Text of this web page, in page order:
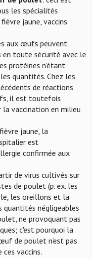
les spécialités
jaune, vaccins
aux œufs peuvent
toute sécurité avec le
protéines n’étant
quantités. Chez les
de réactions
il est toutefois
vaccination en milieu
jaune, la
est
confirmée aux
de virus cultivés sur
de poulet (p. ex. les
les oreillons et la
quantités négligeables
ne provoquant pas
c'est pourquoi la
de poulet n'est pas
vaccins.